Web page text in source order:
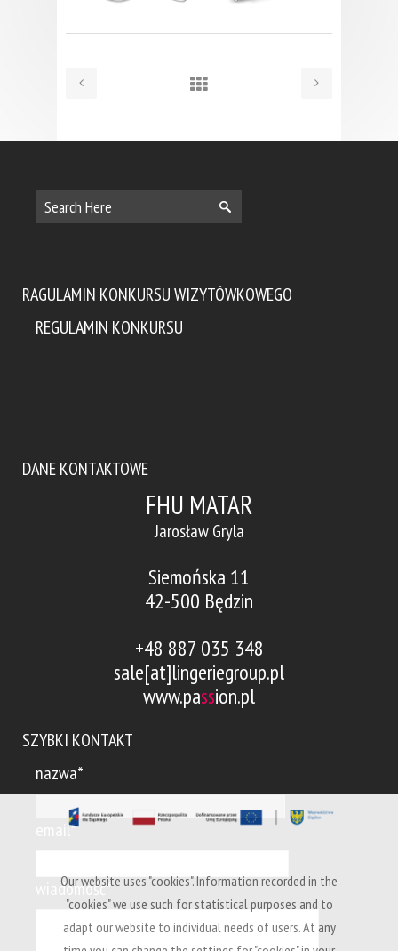
RAGULAMIN KONKURSU WIZYTÓWKOWEGO
REGULAMIN KONKURSU
DANE KONTAKTOWE
FHU MATAR
Jarosław Gryla
Siemońska 11
42-500 Będzin
+48 887 035 348
sale[at]lingeriegroup.pl
www.passion.pl
SZYBKI KONTAKT
nazwa*
email*
wiadomość*
Our website uses "cookies". Information recorded in the
"cookies" we use such for statistical purposes and to
adapt our website to individual needs of users. At any